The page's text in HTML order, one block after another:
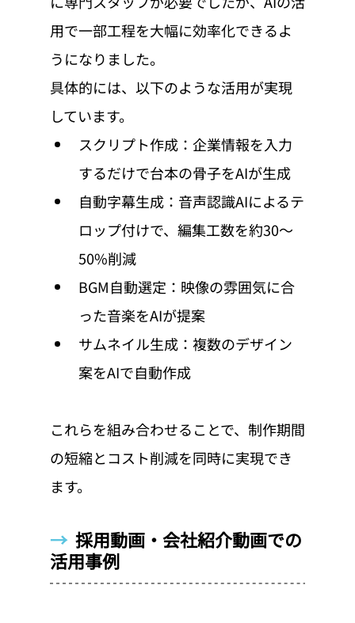
用で一部工程を大幅に効率化できるよ
うになりました。
具体的には、以下のような活用が実現
しています。
スクリプト作成：企業情報を入力
するだけで台本の骨子をAIが生成
自動字幕生成：音声認識AIによるテ
ロップ付けで、編集工数を約30〜
50%削減
BGM自動選定：映像の雰囲気に合
った音楽をAIが提案
サムネイル生成：複数のデザイン
案をAIで自動作成
これらを組み合わせることで、制作期間
の短縮とコスト削減を同時に実現でき
ます。
→ 採用動画・会社紹介動画での
活用事例